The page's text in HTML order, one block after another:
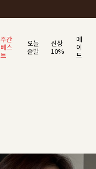
주간
베스
트
오늘
출발
신상
10%
메
이
드